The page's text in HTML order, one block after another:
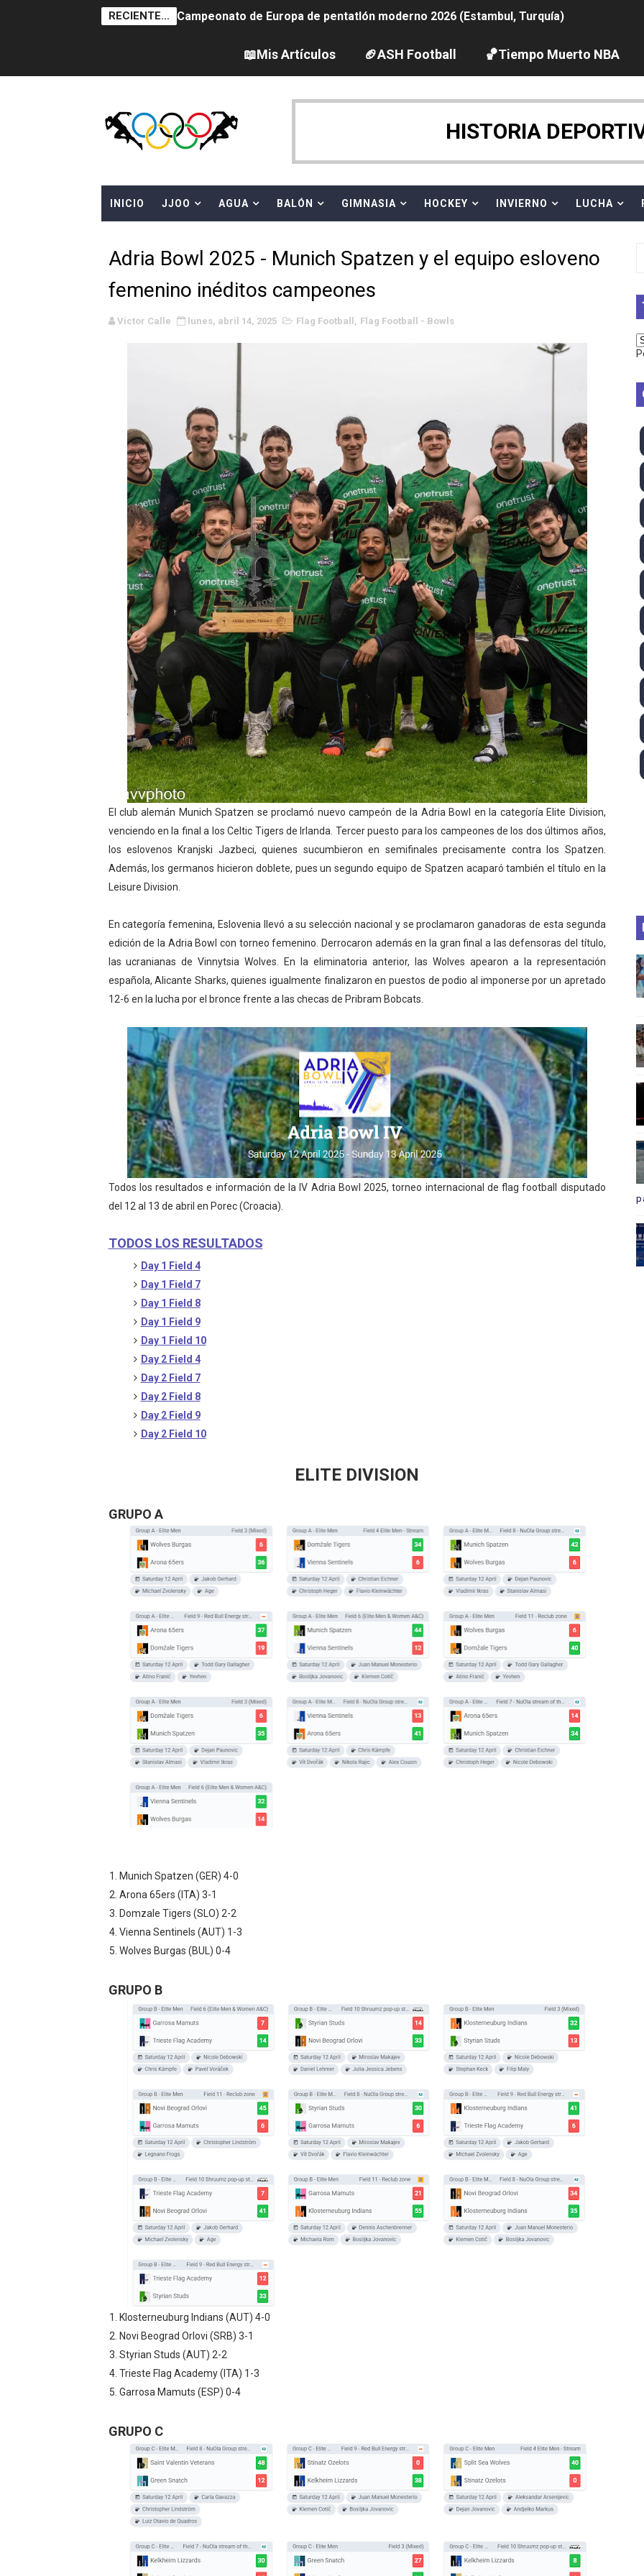
RECIENTE... Campeonato de Europa de pentatlón moderno 2026 (Estambul, Turquía)
Campeonato de Europa de natación artística 2026 (París, Francia) - España domina
AEW - Adam Page con Brodido desbancan una semana después a The Demand por
Canadá Open 2026
Mundial de MotoGP 2026 - GP Gran Bretaña
WWE NXT - Myles Borne y Tavion Heights ponen fin al reinado por parejas de The
Grandes éxitos por fin para Chelsea Green, Chad Gable y Baron Corbin en
Campeonato de Europa de MTB 2026 (Monteceneri, Suiza) - Charlie Aldridge y Sina
Mundial de lacrosse femenino 2026 (Tokio, Japón) - Estados Unidos invencibles, ya
Máxima celebración en el último Impact! con Jason Hotch como nuevo TNA
Mundial de esgrima 2026 (Hong Kong) - La delegación italiana arrasa con 4 oros y 4
Raquel Rodriguez es la nueva monarca Intercontinental, su primer título individual en
Athletes Unlimited Softball League 2026 - Las Utah Talons son bicampeonas de la
Mundial de piragüismo slalom 2026 (Oklahoma City, Estados Unidos) - Miquel Travé
Tour de Francia masculino 2026 - Tadej Pogacar entra en el selecto grupo de los
Mundial de Fórmula 1 2026 - Lando Norris consigue en Hungría su primera victoria del
Campeonato de Europa de high diving 2026 (París, Francia) - Catalin Preda y Nelli
Tour de Francia femenino 2026 - Etapa 7
Campeonato de Europa en aguas abiertas 2026 (París, Francia) - Wellbrock y
Campeonato de Europa de saltos 2026 (París, Francia) - Bronce para Jorge y Ana
Women's Pro Baseball League 2026
📖Mis Artículos 🏈ASH Football 🏀Tiempo Muerto NBA
HISTORIA
INICIO JJOO AGUA BALÓN GIMNASIA HOCKEY INVIERNO LUCHA
Adria Bowl 2025 - Munich Spatzen y el equipo esloveno
femenino inéditos campeones
Víctor Calle lunes, abril 14, 2025 Flag Football , Flag Football - Bowls
El club alemán Munich Spatzen se proclamó nuevo campeón de la Adria Bowl en la categoría Elite Division,
venciendo en la final a los Celtic Tigers de Irlanda. Tercer puesto para los campeones de los dos últimos años,
los eslovenos Kranjski Jazbeci, quienes sucumbieron en semifinales precisamente contra los Spatzen.
Además, los germanos hicieron doblete, pues un segundo equipo de Spatzen acaparó también el título en la
Leisure Division.
En categoría femenina, Eslovenia llevó a su selección nacional y se proclamaron ganadoras de esta segunda
edición de la Adria Bowl con torneo femenino. Derrocaron además en la gran final a las defensoras del título,
las ucranianas de Vinnytsia Wolves. En la eliminatoria anterior, las Wolves apearon a la representación
española, Alicante Sharks, quienes igualmente finalizaron en puestos de podio al imponerse por un apretado
12-6 en la lucha por el bronce frente a las checas de Pribram Bobcats.
Todos los resultados e información de la IV Adria Bowl 2025, torneo internacional de flag football disputado
del 12 al 13 de abril en Porec (Croacia).
TODOS LOS RESULTADOS
Day 1 Field 4
Day 1 Field 7
Day 1 Field 8
Day 1 Field 9
Day 1 Field 10
Day 2 Field 4
Day 2 Field 7
Day 2 Field 8
Day 2 Field 9
Day 2 Field 10
ELITE DIVISION
GRUPO A
Munich Spatzen (GER) 4-0
Arona 65ers (ITA) 3-1
Domzale Tigers (SLO) 2-2
Vienna Sentinels (AUT) 1-3
Wolves Burgas (BUL) 0-4
GRUPO B
Klosterneuburg Indians (AUT) 4-0
Novi Beograd Orlovi (SRB) 3-1
Styrian Studs (AUT) 2-2
Trieste Flag Academy (ITA) 1-3
Garrosa Mamuts (ESP) 0-4
GRUPO C